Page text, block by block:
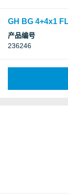
GH BG 4+4x1
产品编号
236246